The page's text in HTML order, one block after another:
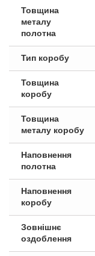
Товщина
металу
полотна
Тип коробу
Товщина
коробу
Товщина
металу коробу
Наповнення
полотна
Наповнення
коробу
Зовнішнє
оздоблення